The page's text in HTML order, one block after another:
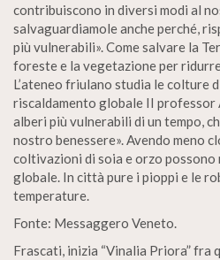
contribuiscono in diversi modi al
salvaguardiamole anche perché,
più vulnerabili». Come salvare la
foreste e la vegetazione per
L’ateneo friulano studia le colture
riscaldamento globale II professor
alberi più vulnerabili di un tempo,
nostro benessere». Avendo meno
coltivazioni di soia e orzo
globale. In città pure i pioppi e le
temperature.
Fonte: Messaggero Veneto.
Frascati, inizia “Vinalia Priora” fra